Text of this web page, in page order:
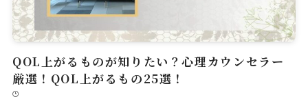
QOL上がるものが知りたい？心理カウンセラー
厳選！QOL上がるもの25選！